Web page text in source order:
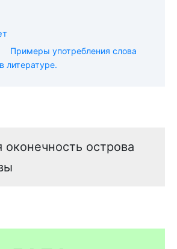
Примеры употребления слова
литературе.
острова